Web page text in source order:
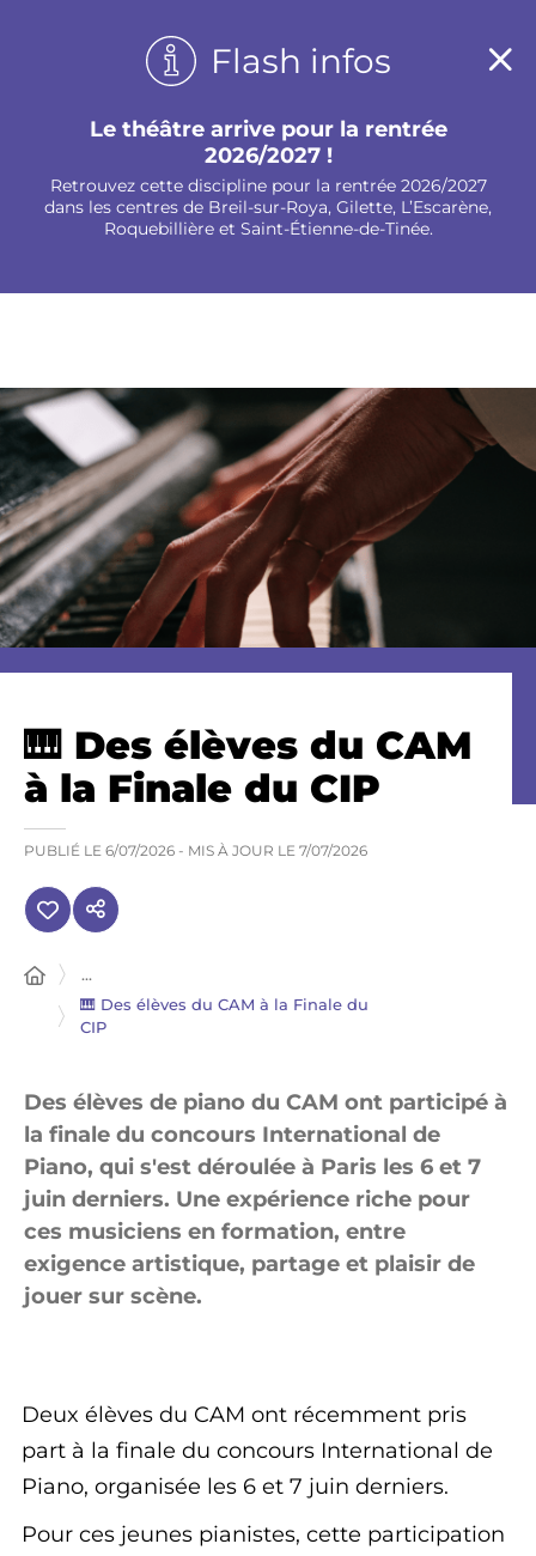
Flash infos
Le théâtre arrive pour la rentrée
2026/2027 !
Retrouvez cette discipline pour la rentrée 2026/2027
dans les centres de Breil-sur-Roya, Gilette, L’Escarène,
Roquebillière et Saint-Étienne-de-Tinée.
🎹 Des élèves du CAM
à la Finale du CIP
PUBLIÉ LE 6/07/2026 - MIS À JOUR LE 7/07/2026
...
🎹 Des élèves du CAM à la Finale du
CIP
Des élèves de piano du CAM ont participé à
la finale du concours International de
Piano, qui s'est déroulée à Paris les 6 et 7
juin derniers. Une expérience riche pour
ces musiciens en formation, entre
exigence artistique, partage et plaisir de
jouer sur scène.
Deux élèves du CAM ont récemment pris
part à la finale du concours International de
Piano, organisée les 6 et 7 juin derniers.
Pour ces jeunes pianistes, cette participation